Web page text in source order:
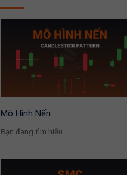
Mô Hình Nến
Bạn đang tìm hiểu...